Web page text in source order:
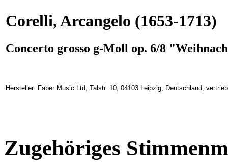
Corelli, Arcangelo (1653-1713)
Concerto grosso g-Moll op. 6/8
Hersteller: Faber Music Ltd, Talstr. 10, 04103 Leipzig, Deutschland,
Zugehöriges